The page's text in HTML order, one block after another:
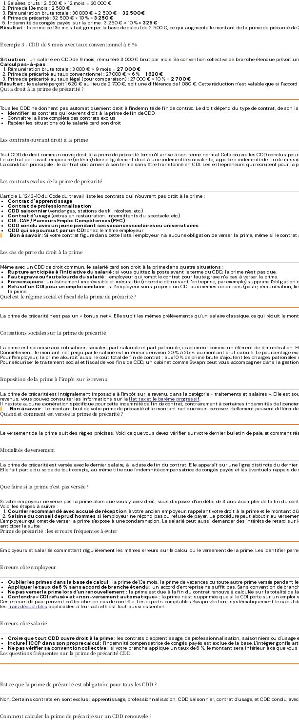
Salaires bruts : 2 500 € × 12 mois = 30 000 €
Prime de 13e mois : 2 500 €
Rémunération brute totale : 30 000 € + 2 500 € =32 500 €
Prime de précarité : 32 500 € × 10 % =3 250 €
Indemnité de congés payés sur la prime : 3 250 € × 10 % =325 €
Résultat : la prime de 13e mois fait grimper la base de calcul de 2 500 €, ce qui augmente le montant de la prime de précarité
Exemple 3 - CDD de 9 mois avec taux conventionnel à 6 %
Situation : un salarié en CDD de 9 mois, rémunéré 3 000 € brut par mois. Sa convention collective de branche étendue prévoit
Calcul pas-à-pas :
Rémunération brute totale : 3 000 € × 9 mois = 27 000 €
Prime de précarité au taux conventionnel : 27 000 € × 6 % = 1 620 €
Prime de précarité au taux légal (pour comparaison) : 27 000 € × 10 % = 2 700 €
Résultat : le salarié perçoit 1 620 € au lieu de 2 700 €, soit une différence de 1 080 €. Cette réduction n'est valable que si
Qui a droit à la prime de précarité ?
Tous les CDD ne donnent pas automatiquement droit à l'indemnité de fin de contrat. Le droit dépend du type de contrat, de son
Identifier les contrats qui ouvrent droit à la prime de fin de CDD
Connaître la liste complète des contrats exclus
Repérer les situations où le salarié perd son droit
Les contrats ouvrant droit à la prime
Tout CDD de droit commun ouvre droit à la prime de précarité lorsqu'il arrive à son terme normal. Cela couvre les CDD conclus
Le contrat de travail temporaire (intérim) donne également droit à une indemnité équivalente, appelée « indemnité de fin de
La condition principale : le contrat doit arriver à son terme sans être transformé en CDI. Les entrepreneurs qui recrutent pour la
Les contrats exclus de la prime de précarité
L'article L. 1243-10 du Code du travail liste les contrats qui n'ouvrent pas droit à la prime :
Contrat d'apprentissage
Contrat de professionnalisation
CDD saisonnier (vendanges, stations de ski, récoltes, etc.)
Contrat d'usage (extras en restauration, intermittents du spectacle, etc.)
CUI-CAE / Parcours Emploi Compétences (PEC)
CDD conclu avec un jeune pendant ses vacances scolaires ou universitaires
CDD qui se poursuit par un CDIchez le même employeur
Bon à savoir : Si votre contrat figure dans cette liste, l'employeur n'a aucune obligation de verser la prime, même si le
Les cas de perte du droit à la prime
Même avec un CDD de droit commun, le salarié perd son droit à la prime dans quatre situations :
Rupture anticipée à l'initiative du salarié : si vous quittez le poste avant le terme du CDD, la prime n'est pas due.
Faute grave ou faute lourde du salarié : l'employeur qui rompt le contrat pour faute grave n'a pas à verser la prime.
Force majeure : un événement imprévisible et irrésistible (incendie détruisant l'entreprise, par exemple) supprime l'obligation
Refus d'un CDI pour un emploi similaire : si l'employeur vous propose un CDI aux mêmes conditions (poste, rémunération,
la prime.
Quel est le régime social et fiscal de la prime de précarité ?
La prime de précarité n'est pas un « bonus net ». Elle subit les mêmes prélèvements qu'un salaire classique, ce qui réduit le
Cotisations sociales sur la prime de précarité
La prime est soumise aux cotisations sociales, part salariale et part patronale, exactement comme un élément de rémunération.
Concrètement, le montant net perçu par le salarié est inférieur d'environ 20 % à 25 % au montant brut calculé. Le pourcentage
Pour l'employeur, la prime alourdit aussi le coût total de fin de contrat : aux 10 % de prime brute s'ajoutent les charges patronales
Pour sécuriser le traitement social et fiscal de vos fins de CDD, un cabinet comme Swapn peut vous accompagner dans la
Imposition de la prime à l'impôt sur le revenu
La prime de précarité est intégralement imposable à l'impôt sur le revenu, dans la catégorie « traitements et salaires ». Elle est
revenus, vous pouvez consulter les informations sur laflat tax et le barème progressif.
Il n'existe aucune exonération spécifique pour cette indemnité de fin de contrat, contrairement à certaines indemnités de
Bon à savoir : Le montant brut de votre prime de précarité et le montant net que vous percevez réellement peuvent
Quand et comment est versée la prime de précarité ?
Le versement de la prime suit des règles précises. Voici ce que vous devez vérifier sur votre dernier bulletin de paie, et comment
Modalités de versement
La prime de précarité est versée avec le dernier salaire, à la date de fin du contrat. Elle apparaît sur une ligne distincte du
Elle fait partie du solde de tout compte, au même titre que l'indemnité compensatrice de congés payés et les éventuels rappels de
Que faire si la prime n'est pas versée ?
Si votre employeur ne verse pas la prime alors que vous y avez droit, vous disposez d'un délai de 3 ans à compter de la fin du
Voici les étapes à suivre :
Courrier recommandé avec accusé de réceptionà votre ancien employeur, rappelant votre droit à la prime et le montant
Saisine du conseil de prud'hommes si l'employeur ne répond pas ou refuse de payer. La procédure peut aboutir au
L'employeur qui omet de verser la prime s'expose à une condamnation. Le salarié peut aussi demander des intérêts de retard
anticiper la suite.
Prime de précarité : les erreurs fréquentes à éviter
Employeurs et salariés commettent régulièrement les mêmes erreurs sur le calcul ou le versement de la prime. Les identifier
Erreurs côté employeur
Oublier les primes dans la base de calcul : la prime de 13e mois, la prime de vacances ou toute autre prime versée
Appliquer le taux de 6 % sans accord de branche étendu : un accord d'entreprise ne suffit pas. Sans convention de
Ne pas verser la prime lors d'un renouvellement : la prime est due à la fin du contrat renouvelé, calculée sur la totalité de
Confondre « CDI refusé » et « non-versement automatique » : la prime n'est supprimée que si le CDI porte sur un
Ces erreurs de paie peuvent coûter cher en cas de contrôle. Les experts-comptables Swapn vérifient systématiquement le
les frais déductibles applicables à leur activité est tout aussi essentiel.
Erreurs côté salarié
Croire que tout CDD ouvre droit à la prime : les contrats d'apprentissage, de professionnalisation, saisonniers ou
Inclure l'ICCP dans son propre calcul : l'indemnité compensatrice de congés payés est exclue de la base. L'intégrer
Ne pas vérifier sa convention collective : si votre branche applique un taux de 6 %, le montant sera inférieur à ce que
Les questions fréquentes sur la prime de précarité CDD
Est-ce que la prime de précarité est obligatoire pour tous les CDD ?
Non. Certains contrats en sont exclus : apprentissage, professionnalisation, CDD saisonnier, contrat d'usage, et CDD conclu
Comment calculer la prime de précarité sur un CDD renouvelé ?